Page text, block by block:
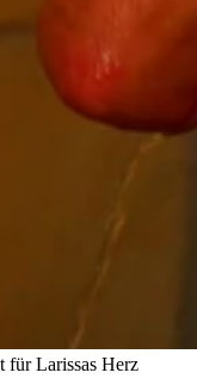
für Larissas Herz